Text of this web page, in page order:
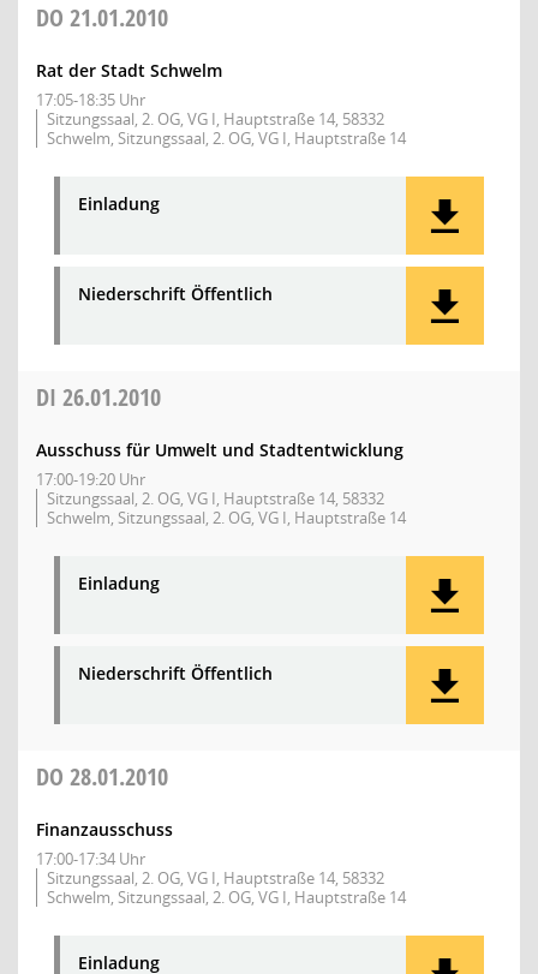
DO 21.01.2010
Rat der Stadt Schwelm
17:05-18:35 Uhr
Sitzungssaal, 2. OG, VG I, Hauptstraße 14, 58332
Schwelm, Sitzungssaal, 2. OG, VG I, Hauptstraße 14
Einladung
Niederschrift Öffentlich
DI 26.01.2010
Ausschuss für Umwelt und Stadtentwicklung
17:00-19:20 Uhr
Sitzungssaal, 2. OG, VG I, Hauptstraße 14, 58332
Schwelm, Sitzungssaal, 2. OG, VG I, Hauptstraße 14
Einladung
Niederschrift Öffentlich
DO 28.01.2010
Finanzausschuss
17:00-17:34 Uhr
Sitzungssaal, 2. OG, VG I, Hauptstraße 14, 58332
Schwelm, Sitzungssaal, 2. OG, VG I, Hauptstraße 14
Einladung